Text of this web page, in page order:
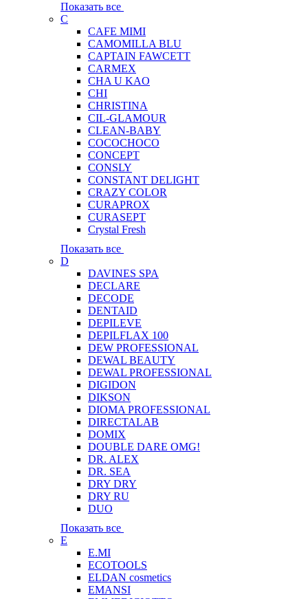
Показать все
C
CAFE MIMI
CAMOMILLA BLU
CAPTAIN FAWCETT
CARMEX
CHA U KAO
CHI
CHRISTINA
CIL-GLAMOUR
CLEAN-BABY
COCOCHOCO
CONCEPT
CONSLY
CONSTANT DELIGHT
CRAZY COLOR
CURAPROX
CURASEPT
Crystal Fresh
Показать все
D
DAVINES SPA
DECLARE
DECODE
DENTAID
DEPILEVE
DEPILFLAX 100
DEW PROFESSIONAL
DEWAL BEAUTY
DEWAL PROFESSIONAL
DIGIDON
DIKSON
DIOMA PROFESSIONAL
DIRECTALAB
DOMIX
DOUBLE DARE OMG!
DR. ALEX
DR. SEA
DRY DRY
DRY RU
DUO
Показать все
E
E.MI
ECOTOOLS
ELDAN cosmetics
EMANSI